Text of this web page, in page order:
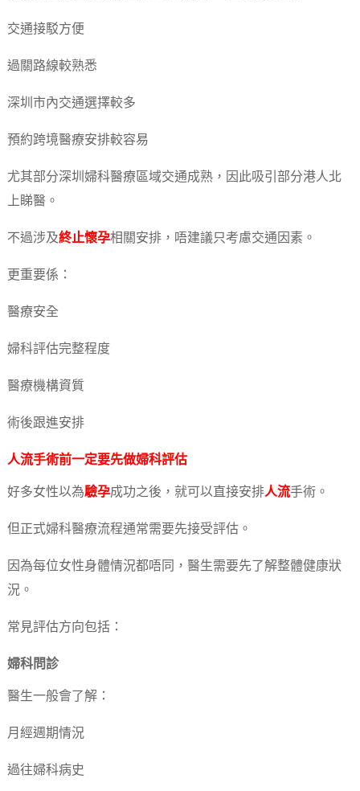
交通接駁方便
過關路線較熟悉
深圳市內交通選擇較多
預約跨境醫療安排較容易
尤其部分深圳婦科醫療區域交通成熟，因此吸引部分港人北
上睇醫。
不過涉及終止懷孕相關安排，唔建議只考慮交通因素。
更重要係：
醫療安全
婦科評估完整程度
醫療機構資質
術後跟進安排
人流手術前一定要先做婦科評估
好多女性以為驗孕成功之後，就可以直接安排人流手術。
但正式婦科醫療流程通常需要先接受評估。
因為每位女性身體情況都唔同，醫生需要先了解整體健康狀
況。
常見評估方向包括：
婦科問診
醫生一般會了解：
月經週期情況
過往婦科病史